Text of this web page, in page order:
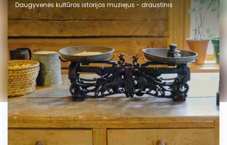
Daugyvenės kultūros istorijos muziejus - draustinis